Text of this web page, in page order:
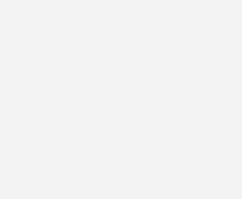
In vielen Kühlaggregaten stecken
Kältemittel. Durch Risse können sie
ZDF in der Reihe „planet e.“ den
in dem das Umweltbundesamt
Dr. Daniel de Graaf: „Im Schnitt
im Jahr etwa 5 % des
im Betrieb durch Lecks, bei der